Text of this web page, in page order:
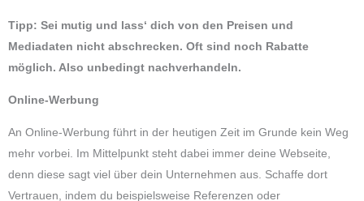
Tipp: Sei mutig und lass‘ dich von den Preisen und
Mediadaten nicht abschrecken. Oft sind noch Rabatte
möglich. Also unbedingt nachverhandeln.
Online-Werbung
An Online-Werbung führt in der heutigen Zeit im Grunde kein Weg
mehr vorbei. Im Mittelpunkt steht dabei immer deine Webseite,
denn diese sagt viel über dein Unternehmen aus. Schaffe dort
Vertrauen, indem du beispielsweise Referenzen oder